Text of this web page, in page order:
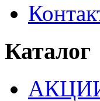
Каталог